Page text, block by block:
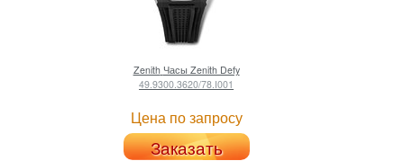
Zenith Часы Zenith Defy
49.9300.3620/78.I001
Цена по запросу
Заказать